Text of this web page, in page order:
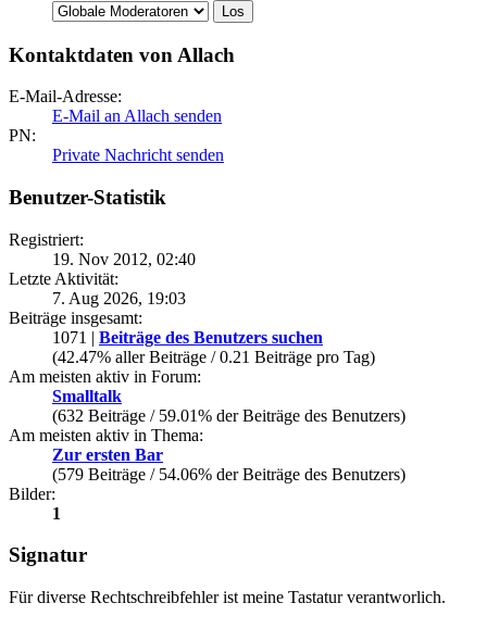
Kontaktdaten von Allach
E-Mail-Adresse:
E-Mail an Allach senden
PN:
Private Nachricht senden
Benutzer-Statistik
Registriert:
19. Nov 2012, 02:40
Letzte Aktivität:
7. Aug 2026, 19:03
Beiträge insgesamt:
1071 | Beiträge des Benutzers suchen
(42.47% aller Beiträge / 0.21 Beiträge pro Tag)
Am meisten aktiv in Forum:
Smalltalk
(632 Beiträge / 59.01% der Beiträge des Benutzers)
Am meisten aktiv in Thema:
Zur ersten Bar
(579 Beiträge / 54.06% der Beiträge des Benutzers)
Bilder:
1
Signatur
Für diverse Rechtschreibfehler ist meine Tastatur verantworlich.